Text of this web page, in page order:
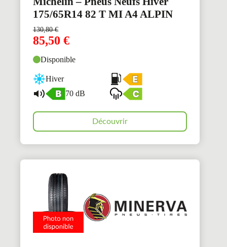
175/65R14 82 T MI A4 ALPIN
130,80€
85,50 €
Disponible
Hiver
70 dB
Découvrir